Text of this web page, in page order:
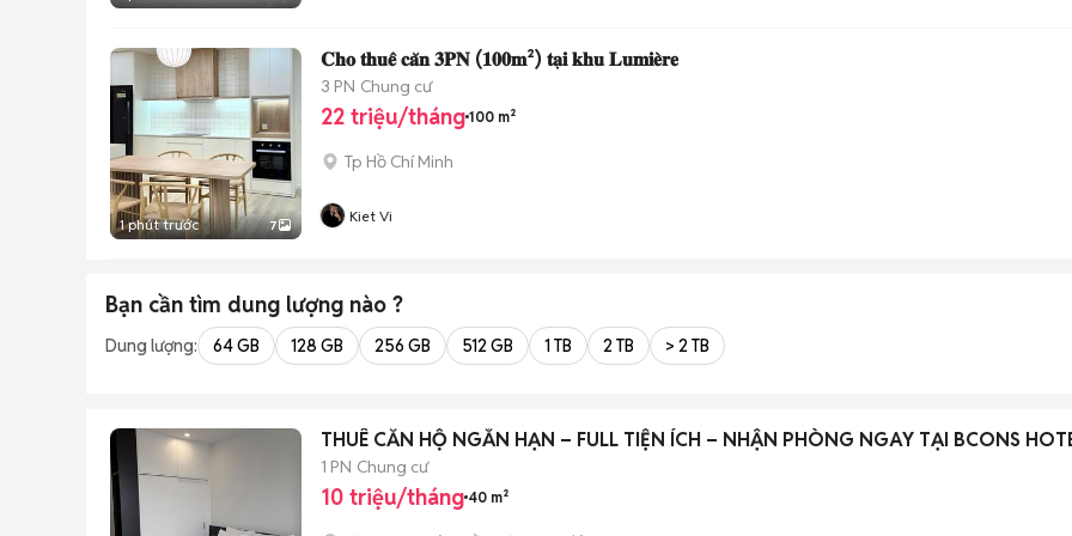
1 phút trước 7
𝐂𝐡𝐨 𝐭𝐡𝐮𝐞̂ 𝐜𝐚̆𝐧 𝟑𝐏𝐍 (𝟏𝟎𝟎𝐦²) 𝐭𝐚̣𝐢 𝐤𝐡𝐮 𝐋𝐮𝐦𝐢𝐞̀𝐫𝐞
3 PN Chung cư
22 triệu/tháng 100 m²
Tp Hồ Chí Minh
Kiet Vi
Bạn cần tìm dung lượng nào ?
Dung lượng: 64 GB 128 GB 256 GB 512 GB 1 TB 2 TB > 2 TB
THUÊ CĂN HỘ NGẮN HẠN – FULL TIỆN ÍCH – NHẬN PHÒNG NGAY TẠI BCONS
1 PN Chung cư
10 triệu/tháng 40 m²